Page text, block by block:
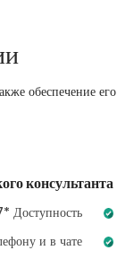
обеспечение
консультанта
Доступность
и в чате